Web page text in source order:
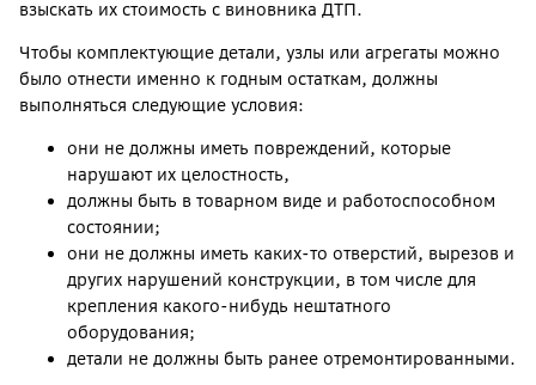
взыскать их стоимость с виновника ДТП.
Чтобы комплектующие детали, узлы или агрегаты можно
было отнести именно к годным остаткам, должны
выполняться следующие условия:
они не должны иметь повреждений, которые
нарушают их целостность,
должны быть в товарном виде и работоспособном
состоянии;
они не должны иметь каких-то отверстий, вырезов и
других нарушений конструкции, в том числе для
крепления какого-нибудь нештатного
оборудования;
детали не должны быть ранее отремонтированными.